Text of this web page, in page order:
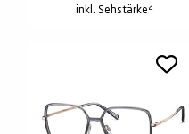
inkl. Sehstärke 2